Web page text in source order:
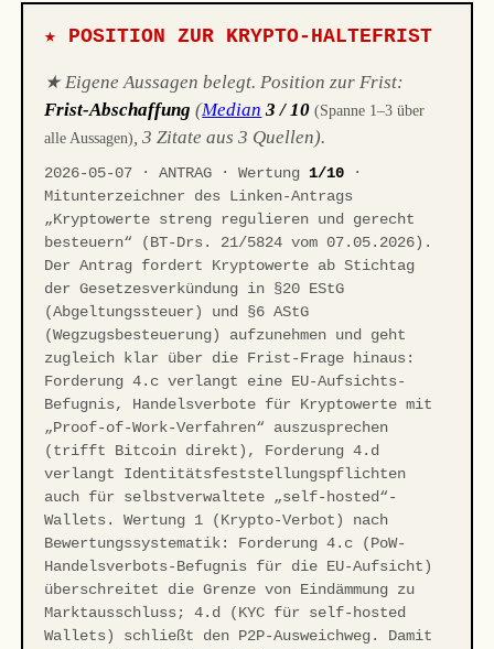
★ POSITION ZUR KRYPTO-HALTEFRIST
★ Eigene Aussagen belegt. Position zur Frist:
Frist-Abschaffung (Median 3 / 10 (Spanne 1–3 über
alle Aussagen), 3 Zitate aus 3 Quellen).
2026-05-07 · ANTRAG · Wertung 1/10 ·
Mitunterzeichner des Linken-Antrags
„Kryptowerte streng regulieren und gerecht
besteuern“ (BT-Drs. 21/5824 vom 07.05.2026).
Der Antrag fordert Kryptowerte ab Stichtag
der Gesetzesverkündung in §20 EStG
(Abgeltungssteuer) und §6 AStG
(Wegzugsbesteuerung) aufzunehmen und geht
zugleich klar über die Frist-Frage hinaus:
Forderung 4.c verlangt eine EU-Aufsichts-
Befugnis, Handelsverbote für Kryptowerte mit
„Proof-of-Work-Verfahren“ auszusprechen
(trifft Bitcoin direkt), Forderung 4.d
verlangt Identitätsfeststellungspflichten
auch für selbstverwaltete „self-hosted“-
Wallets. Wertung 1 (Krypto-Verbot) nach
Bewertungssystematik: Forderung 4.c (PoW-
Handelsverbots-Befugnis für die EU-Aufsicht)
überschreitet die Grenze von Eindämmung zu
Marktausschluss; 4.d (KYC für self-hosted
Wallets) schließt den P2P-Ausweichweg. Damit